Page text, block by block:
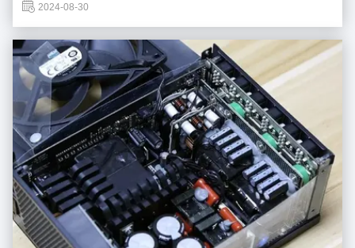
industrial.controlo sequencial, cronometragem, contagem e operações
aritméticas e outras ordens de operação, ...
2024-08-30